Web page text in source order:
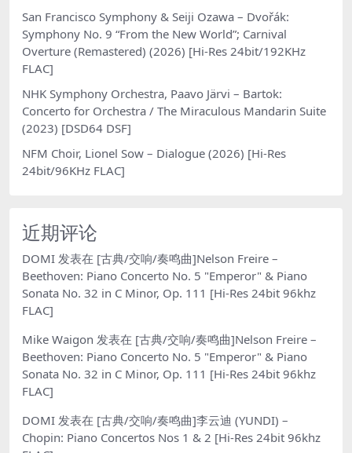
San Francisco Symphony & Seiji Ozawa – Dvořák:
Symphony No. 9 “From the New World”; Carnival
Overture (Remastered) (2026) [Hi-Res 24bit/192KHz
FLAC]
NHK Symphony Orchestra, Paavo Järvi – Bartok:
Concerto for Orchestra / The Miraculous Mandarin Suite
(2023) [DSD64 DSF]
NFM Choir, Lionel Sow – Dialogue (2026) [Hi-Res
24bit/96KHz FLAC]
近期评论
DOMI 发表在 [古典/交响/奏鸣曲]Nelson Freire –
Beethoven: Piano Concerto No. 5 "Emperor" & Piano
Sonata No. 32 in C Minor, Op. 111 [Hi-Res 24bit 96khz
FLAC]
Mike Waigon 发表在 [古典/交响/奏鸣曲]Nelson Freire –
Beethoven: Piano Concerto No. 5 "Emperor" & Piano
Sonata No. 32 in C Minor, Op. 111 [Hi-Res 24bit 96khz
FLAC]
DOMI 发表在 [古典/交响/奏鸣曲]李云迪 (YUNDI) –
Chopin: Piano Concertos Nos 1 & 2 [Hi-Res 24bit 96khz